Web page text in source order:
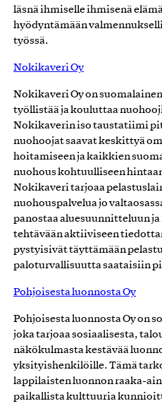
läsnä ihmiselle ihmisenä
hyödyntämään
työssä.
Nokikaveri Oy
Nokikaveri Oy on
työllistää ja kouluttaa
Nokikaverin iso taustatiimi
nuohoojat saavat keskittyä
hoitamiseen ja kaikkien
nuohous kohtuulliseen
Nokikaveri tarjoaa
nuohouspalvelua jo
panostaa aluesuunnitteluun
tehtävään aktiiviseen
pystyisivät täyttämään
paloturvallisuutta saataisiin
Pohjoisesta luonnosta Oy
Pohjoisesta luonnosta Oy on
joka tarjoaa sosiaalisesta,
näkökulmasta kestävää
yksityishenkilöille. Tämä
lappilaisten luonnon raaka-
paikallista kulttuuria